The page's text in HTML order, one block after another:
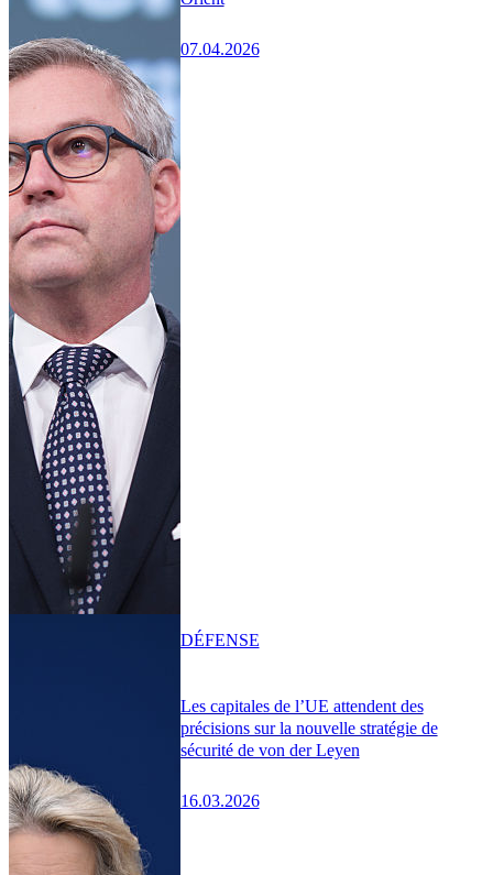
07.04.2026
Les capitales de l’UE attendent des
précisions sur la nouvelle stratégie de
sécurité de von der Leyen
16.03.2026
DÉFENSE